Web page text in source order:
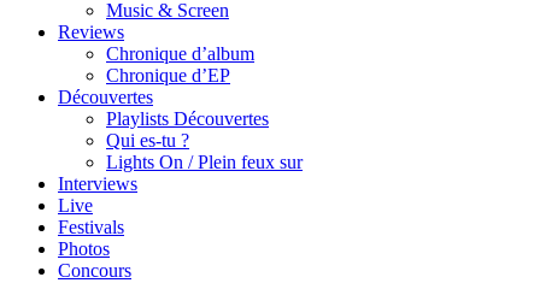
Music & Screen
Reviews
Chronique d’album
Chronique d’EP
Découvertes
Playlists Découvertes
Qui es-tu ?
Lights On / Plein feux sur
Interviews
Live
Festivals
Photos
Concours